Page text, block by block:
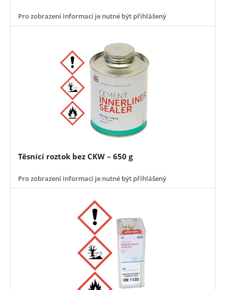
Pro zobrazení informací je nutné být přihlášený
Těsnící roztok bez CKW – 650 g
Pro zobrazení informací je nutné být přihlášený